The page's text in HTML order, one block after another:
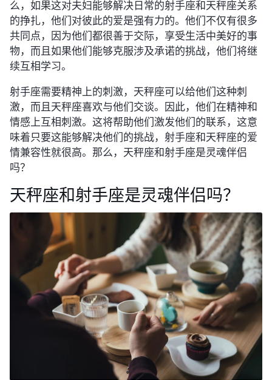
么，如果这对夫妇能够解决日常的射手座和天秤座关系
的挣扎，他们对彼此的爱是强有力的。他们不仅有很多
共同点，因为他们都很善于交际，享受生活中美好的事
物，而且如果他们能够克服涉及承诺的挑战，他们将继
续互相学习。
射手座需要精神上的刺激，天秤座可以给他们这种刺
激，而且天秤座喜欢与他们交谈。因此，他们在精神和
情感上互相刺激。这将帮助他们激发他们的联系，这意
味着只要这能够解决他们的挑战，射手座和天秤座的爱
情兼容性就很高。那么，天秤座和射手座是灵魂伴侣
吗？
天秤座和射手座是灵魂伴侣吗？